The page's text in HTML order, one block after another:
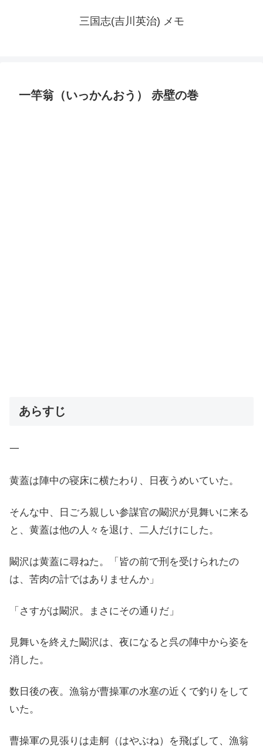
三国志(吉川英治) メモ
一竿翁（いっかんおう） 赤壁の巻
あらすじ
一
黄蓋は陣中の寝床に横たわり、日夜うめいていた。
そんな中、日ごろ親しい参謀官の闞沢が見舞いに来る
と、黄蓋は他の人々を退け、二人だけにした。
闞沢は黄蓋に尋ねた。「皆の前で刑を受けられたの
は、苦肉の計ではありませんか」
「さすがは闞沢。まさにその通りだ」
見舞いを終えた闞沢は、夜になると呉の陣中から姿を
消した。
数日後の夜。漁翁が曹操軍の水塞の近くで釣りをして
いた。
曹操軍の見張りは走舸（はやぶね）を飛ばして、漁翁